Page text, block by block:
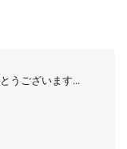
うございます...